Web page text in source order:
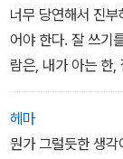
너무 당연해서 진
어야 한다. 잘 쓰기
람은, 내가 아는 한
헤마
뭔가 그럴듯한 생